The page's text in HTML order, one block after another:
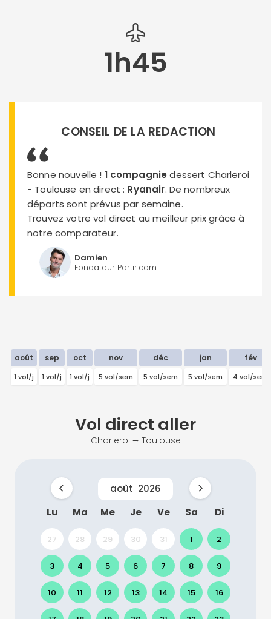
1h45
CONSEIL DE LA REDACTION
Bonne nouvelle ! 1 compagnie dessert Charleroi
- Toulouse en direct : Ryanair. De nombreux
départs sont prévus par semaine.
Trouvez votre vol direct au meilleur prix grâce à
notre comparateur.
Damien
Fondateur Partir.com
août sep oct nov déc jan fév
1 vol/j 1 vol/j 1 vol/j 5 vol/sem 5 vol/sem 5 vol/sem 4 vol/sem
Vol direct aller
Charleroi ⭢ Toulouse
août 2026
Lu
Ma Me Je Ve Sa Di
27 28 29 30 31 1 2
3 4 5 6 7 8 9
10 11 12 13 14 15 16